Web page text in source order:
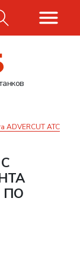
ADVERCUT ATC
ПО